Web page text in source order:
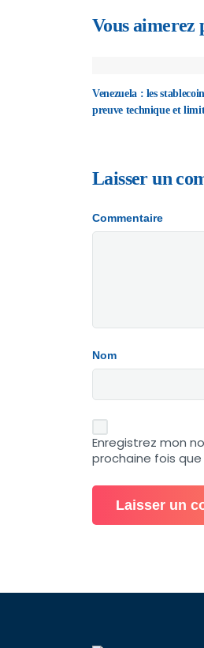
Vous aimerez
Venezuela : les
preuve technique et
Laisser un
Commentaire
Nom
Enregistrez mon
prochaine fois